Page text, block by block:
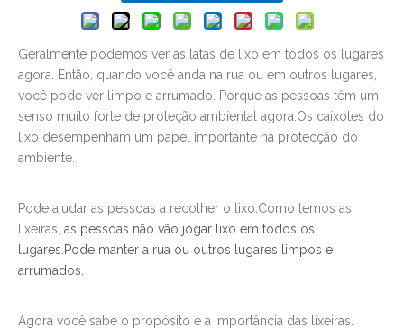
Geralmente podemos ver as latas de lixo em todos os lugares
agora. Então, quando você anda na rua ou em outros lugares,
você pode ver limpo e arrumado. Porque as pessoas têm um
senso muito forte de proteção ambiental agora.Os caixotes do
lixo desempenham um papel importante na protecção do
ambiente.
Pode ajudar as pessoas a recolher o lixo.Como temos as
lixeiras, as pessoas não vão jogar lixo em todos os
lugares.Pode manter a rua ou outros lugares limpos e
arrumados.
Agora você sabe o propósito e a importância das lixeiras.